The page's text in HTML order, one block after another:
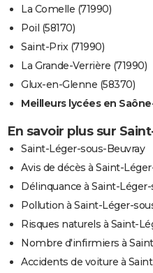
La Comelle (71990)
Poil (58170)
Saint-Prix (71990)
La Grande-Verrière (71990)
Glux-en-Glenne (58370)
Meilleurs lycées en
En savoir plus sur
Saint-Léger-sous-Beuvray
Avis de décès à Saint-
Délinquance à Saint-
Pollution à Saint-Léger-
Risques naturels à Saint-
Nombre d'infirmiers à
Accidents de voiture à